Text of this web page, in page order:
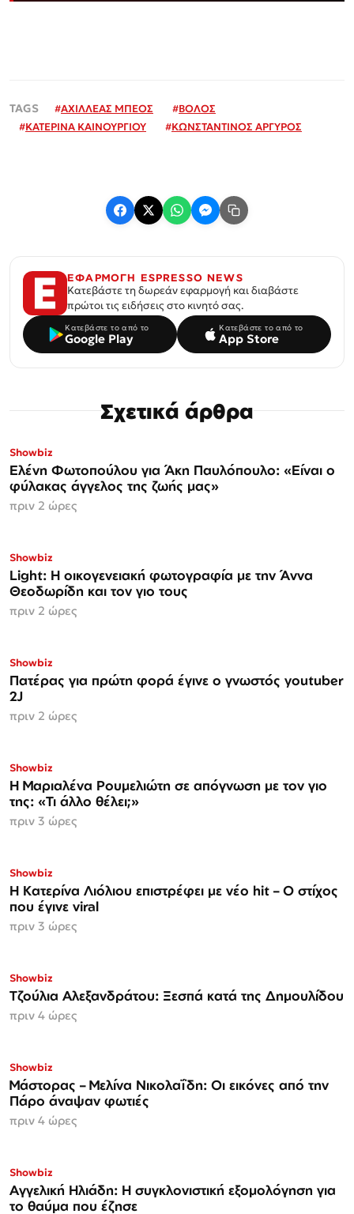
#ΑΧΙΛΛΕΑΣ ΜΠΕΟΣ #ΒΟΛΟΣ
#ΚΑΤΕΡΙΝΑ ΚΑΙΝΟΥΡΓΙΟΥ #ΚΩΝΣΤΑΝΤΙΝΟΣ ΑΡΓΥΡΟΣ
ΕΦΑΡΜΟΓΗ ESPRESSO NEWS
Κατεβάστε τη δωρεάν εφαρμογή και διαβάστε
πρώτοι τις ειδήσεις στο κινητό σας.
Κατεβάστε το από το
Google Play
Κατεβάστε το από το
App Store
Σχετικά άρθρα
Showbiz
Ελένη Φωτοπούλου για Άκη Παυλόπουλο: «Είναι ο
φύλακας άγγελος της ζωής μας»
πριν 2 ώρες
Showbiz
Light: Η οικογενειακή φωτογραφία με την Άννα
Θεοδωρίδη και τον γιο τους
πριν 2 ώρες
Showbiz
Πατέρας για πρώτη φορά έγινε ο γνωστός youtuber
2J
πριν 2 ώρες
Showbiz
H Μαριαλένα Ρουμελιώτη σε απόγνωση με τον γιο
της: «Τι άλλο θέλει;»
πριν 3 ώρες
Showbiz
Η Κατερίνα Λιόλιου επιστρέφει με νέο hit – Ο στίχος
που έγινε viral
πριν 3 ώρες
Showbiz
Τζούλια Αλεξανδράτου: Ξεσπά κατά της Δημουλίδου
πριν 4 ώρες
Showbiz
Μάστορας – Μελίνα Νικολαΐδη: Οι εικόνες από την
Πάρο άναψαν φωτιές
πριν 4 ώρες
Showbiz
Αγγελική Ηλιάδη: Η συγκλονιστική εξομολόγηση για
το θαύμα που έζησε